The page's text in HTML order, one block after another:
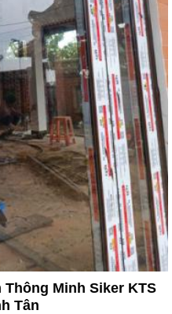
Minh Siker KTS
Tân